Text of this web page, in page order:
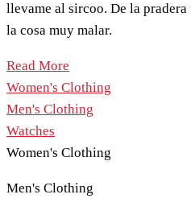
llevame al sircoo. De la
la cosa muy malar.
Read More
Women's Clothing
Men's Clothing
Watches
Women's Clothing
Men's Clothing